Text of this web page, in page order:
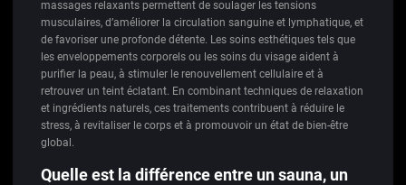
massages relaxants permettent de soulager les tensions
musculaires, d’améliorer la circulation sanguine et lymphatique, et
de favoriser une profonde détente. Les soins esthétiques tels que
les enveloppements corporels ou les soins du visage aident à
purifier la peau, à stimuler le renouvellement cellulaire et à
retrouver un teint éclatant. En combinant techniques de relaxation
et ingrédients naturels, ces traitements contribuent à réduire le
stress, à revitaliser le corps et à promouvoir un état de bien-être
global.
Quelle est la différence entre un sauna, un